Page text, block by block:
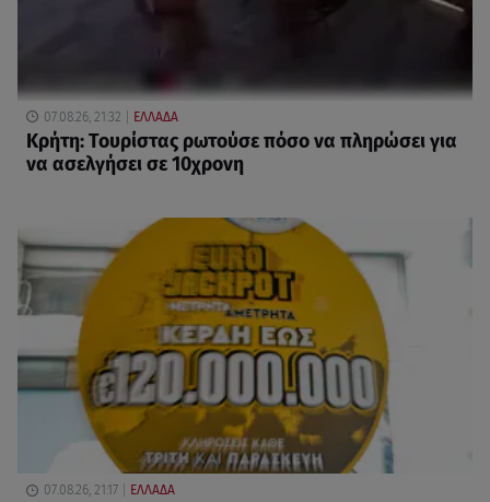
07.08.26, 21:32 ΕΛΛΑΔΑ
Κρήτη: Τουρίστας ρωτούσε πόσο να πληρώσει για
να ασελγήσει σε 10χρονη
07.08.26, 21:17 ΕΛΛΑΔΑ